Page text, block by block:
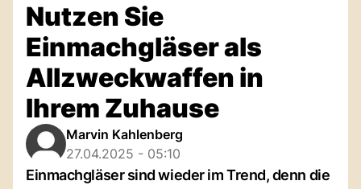
Nutzen Sie
Einmachgläser als
Allzweckwaffen in
Ihrem Zuhause
Marvin Kahlenberg
27.04.2025 - 05:10
Einmachgläser sind wieder im Trend, denn die